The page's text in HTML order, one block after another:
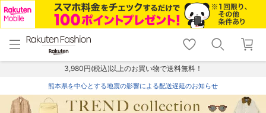
menu home
トップ
shopping_cart lock_outline
ログイン
3,980円(税込)以上のお買い物で送料無料！
熊本県を中心とする地震の影響による配送遅延のお知らせ